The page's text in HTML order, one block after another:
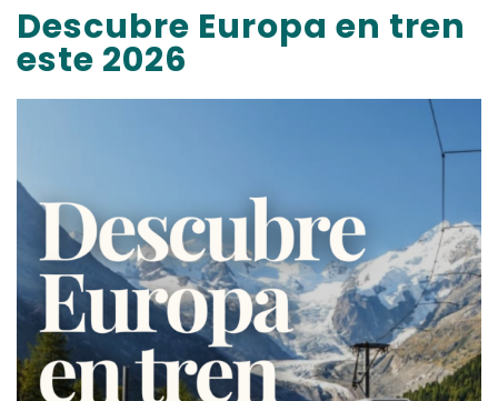
Descubre Europa en tren
este 2026